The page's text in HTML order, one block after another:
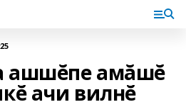
ашшĕпе амăшĕ
ачи вилнĕ